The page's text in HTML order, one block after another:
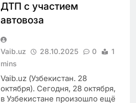
ДТП с участием
автовоза
Vaib.uz 28.10.2025 0
1
mins
Vaib.uz (Узбекистан. 28
октября). Сегодня, 28 октября,
в Узбекистане произошло ещё